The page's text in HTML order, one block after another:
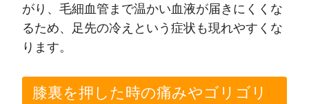
がり、毛細血管まで温かい血液が届きにくくな
るため、足先の冷えという症状も現れやすくな
ります。
膝裏を押した時の痛みやゴリゴリ